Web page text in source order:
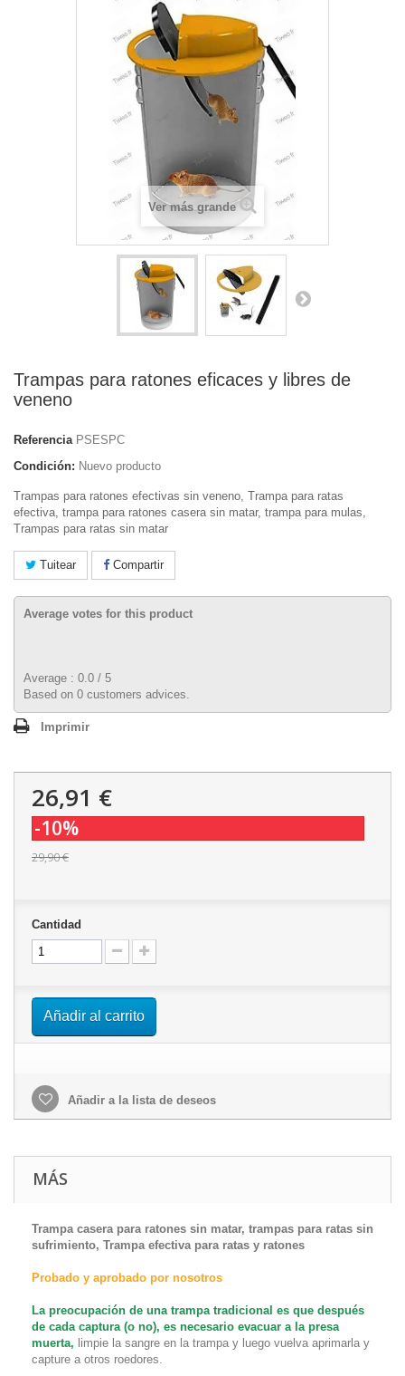
Ver más grande
Trampas para ratones eficaces y libres de
veneno
Referencia PSESPC
Condición: Nuevo producto
Trampas para ratones efectivas sin veneno, Trampa para ratas
efectiva, trampa para ratones casera sin matar, trampa para mulas,
Trampas para ratas sin matar
Tuitear Compartir
Average votes for this product
Average : 0.0 / 5
Based on 0 customers advices.
Imprimir
26,91 €
-10%
29,90 €
Cantidad
Añadir al carrito
Añadir a la lista de deseos
MÁS
Trampa casera para ratones sin matar, trampas para ratas sin
sufrimiento, Trampa efectiva para ratas y ratones
Probado y aprobado por nosotros
La preocupación de una trampa tradicional es que después
de cada captura (o no), es necesario evacuar a la presa
muerta, limpie la sangre en la trampa y luego vuelva aprimarla y
capture a otros roedores.